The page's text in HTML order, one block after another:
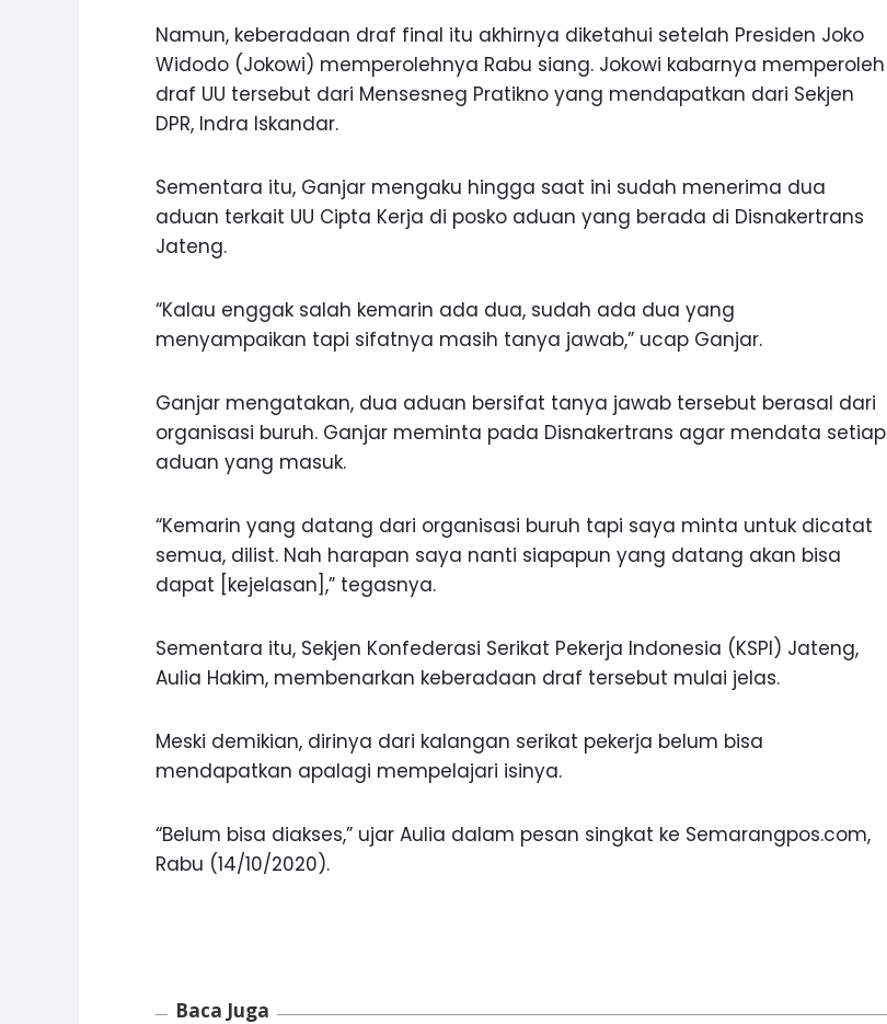
Namun, keberadaan draf final itu akhirnya diketahui setelah Presiden Joko
Widodo (Jokowi) memperolehnya Rabu siang. Jokowi kabarnya memperoleh
draf UU tersebut dari Mensesneg Pratikno yang mendapatkan dari Sekjen
DPR, Indra Iskandar.
Sementara itu, Ganjar mengaku hingga saat ini sudah menerima dua
aduan terkait UU Cipta Kerja di posko aduan yang berada di Disnakertrans
Jateng.
“Kalau enggak salah kemarin ada dua, sudah ada dua yang
menyampaikan tapi sifatnya masih tanya jawab,” ucap Ganjar.
Ganjar mengatakan, dua aduan bersifat tanya jawab tersebut berasal dari
organisasi buruh. Ganjar meminta pada Disnakertrans agar mendata setiap
aduan yang masuk.
“Kemarin yang datang dari organisasi buruh tapi saya minta untuk dicatat
semua, dilist. Nah harapan saya nanti siapapun yang datang akan bisa
dapat [kejelasan],” tegasnya.
Sementara itu, Sekjen Konfederasi Serikat Pekerja Indonesia (KSPI) Jateng,
Aulia Hakim, membenarkan keberadaan draf tersebut mulai jelas.
Meski demikian, dirinya dari kalangan serikat pekerja belum bisa
mendapatkan apalagi mempelajari isinya.
“Belum bisa diakses,” ujar Aulia dalam pesan singkat ke Semarangpos.com,
Rabu (14/10/2020).
Baca Juga